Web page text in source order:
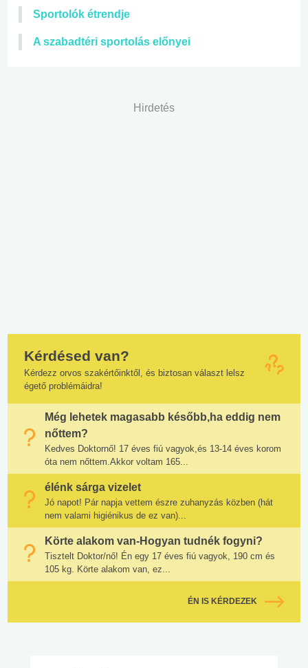
Sportolók étrendje
A szabadtéri sportolás előnyei
Hirdetés
Kérdésed van?
Kérdezz orvos szakértőinktől, és biztosan választ lelsz
égető problémáidra!
Még lehetek magasabb később,ha eddig nem
nőttem?
Kedves Doktornő! 17 éves fiú vagyok,és 13-14 éves korom
óta nem nőttem.Akkor voltam 165...
élénk sárga vizelet
Jó napot! Pár napja vettem észre zuhanyzás közben (hát
nem valami higiénikus de ez van)...
Körte alakom van-Hogyan tudnék fogyni?
Tisztelt Doktor/nő! Én egy 17 éves fiú vagyok, 190 cm és
105 kg. Körte alakom van, ez...
ÉN IS KÉRDEZEK